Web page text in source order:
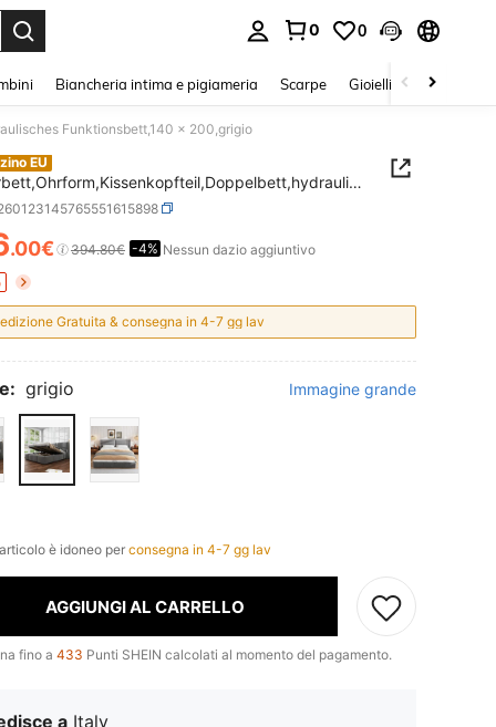
0 0
Biancheria intima e pigiameria Scarpe Gioielli E Accessori
Funktionsbett,140 x 200,grigio
EU
x 200,grigio
AND AVAILABILITY
.00€ 394.80€ -4% Nessun dazio aggiuntivo
Gratuita & consegna in 4-7 gg lav
grigio Immagine grande
è idoneo per consegna in 4-7 gg lav
AGGIUNGI AL CARRELLO
fino a 433 Punti SHEIN calcolati al momento del pagamento.
a Italy